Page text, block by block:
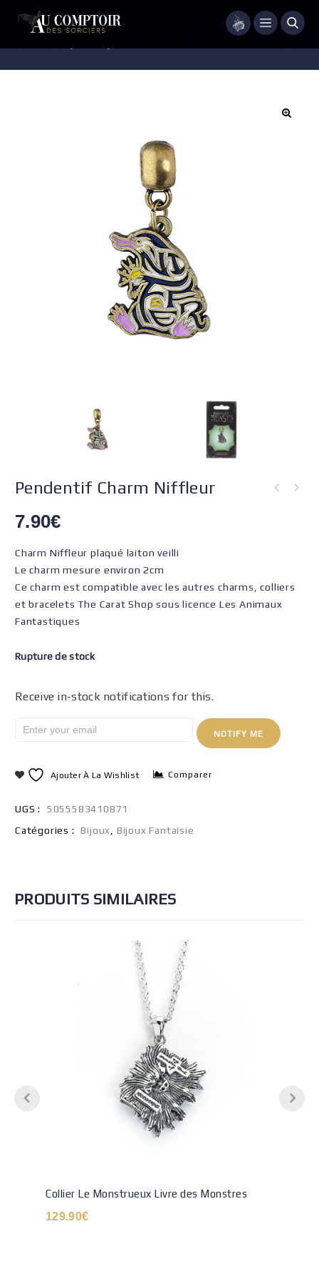
Menu
Pendentif Charm Niffleur
7.90€
Charm Niffleur plaqué laiton veilli
Le charm mesure environ 2cm
Ce charm est compatible avec les autres charms, colliers
et bracelets The Carat Shop sous licence Les Animaux
Fantastiques
Rupture de stock
Receive in-stock notifications for this.
NOTIFY ME
Ajouter À La Wishlist Comparer
UGS :
5055583410871
Catégories :
Bijoux Bijoux Fantaisie
PRODUITS SIMILAIRES
Collier Le Monstrueux Livre des Monstres
129.90€